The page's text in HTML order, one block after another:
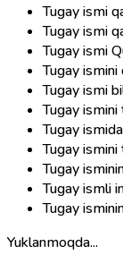
Tugay ismi
Tugay ismi
Tugay ismi
Tugay ismini
Tugay ismi
Tugay ismini
Tugay
Tugay
Tugay
Tugay ismli
Tugay
Yuklanmoqda...